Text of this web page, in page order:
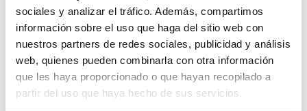
sociales y analizar el tráfico. Además, compartimos
información sobre el uso que haga del sitio web con
nuestros partners de redes sociales, publicidad y análisis
web, quienes pueden combinarla con otra información
que les haya proporcionado o que hayan recopilado a
partir del uso que haya hecho de sus servicios.
el corazón– que Cristo es el centro unificador de
toda la realidad, es la respuesta a todos los
interrogantes humanos, es la realización de todo
deseo de felicidad, de bien, de amor, de eternidad
presente en el corazón humano. El estupor y la